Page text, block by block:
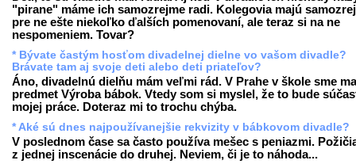
"pirane" máme ich samozrejme radi. Kolegovia majú
pre ne ešte niekoľko ďalších pomenovaní, ale teraz si na ne
nespomeniem. Tovar?
* Bývate častým hosťom divadelnej dielne vo vašom divadle?
Brávate tam aj svoje deti alebo deti priateľov?
Áno, divadelnú dielňu mám veľmi rád. V Prahe v škole sme
predmet Výroba bábok. Vtedy som si myslel, že to bude
mojej práce. Doteraz mi to trochu chýba.
* Aké sú dnes najpoužívanejšie rekvizity v bábkovom divadle?
V poslednom čase sa často používa mešec s peniazmi.
z jednej inscenácie do druhej. Neviem, či je to náhoda...